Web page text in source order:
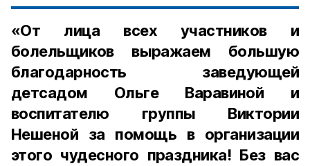
«От лица всех участников и
болельщиков выражаем большую
благодарность заведующей
детсадом Ольге Варавиной и
воспитателю группы Виктории
Нешеной за помощь в организации
этого чудесного праздника! Без вас